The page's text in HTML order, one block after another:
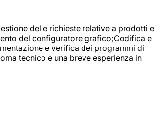
delle richieste relative a prodotti e
del configuratore grafico;Codifica e
e verifica dei programmi di
tecnico e una breve esperienza in